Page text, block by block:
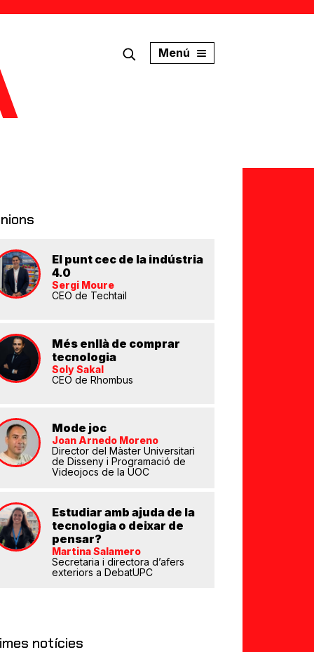
Menú
El punt cec de la indústria
4.0
Sergi Moure
CEO de Techtail
Més enllà de comprar
tecnologia
Soly Sakal
CEO de Rhombus
Mode joc
Joan Arnedo Moreno
Director del Màster Universitari
de Disseny i Programació de
Videojocs de la UOC
Estudiar amb ajuda de la
tecnologia o deixar de
pensar?
Martina Salamero
Secretaria i directora d’afers
exteriors a DebatUPC
notícies